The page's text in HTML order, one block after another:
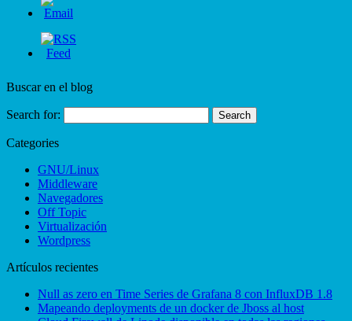
Buscar en el blog
Search for:
Categories
GNU/Linux
Middleware
Navegadores
Off Topic
Virtualización
Wordpress
Artículos recientes
Null as zero en Time Series de Grafana 8 con InfluxDB 1.8
Mapeando deployments de un docker de Jboss al host